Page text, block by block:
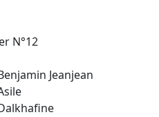
N°12
Jeanjean